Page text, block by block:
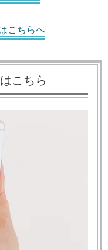
こちらへ
こちら